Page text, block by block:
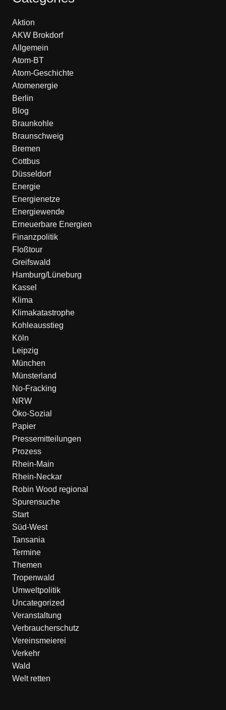
Aktion
AKW Brokdorf
Allgemein
Atom-BT
Atom-Geschichte
Atomenergie
Berlin
Blog
Braunkohle
Braunschweig
Bremen
Cottbus
Düsseldorf
Energie
Energienetze
Energiewende
Erneuerbare Energien
Finanzpolitik
Floßtour
Greifswald
Hamburg/Lüneburg
Kassel
Klima
Klimakatastrophe
Kohleausstieg
Köln
Leipzig
München
Münsterland
No-Fracking
NRW
Öko-Sozial
Papier
Pressemitteilungen
Prozess
Rhein-Main
Rhein-Neckar
Robin Wood regional
Spurensuche
Start
Süd-West
Tansania
Termine
Themen
Tropenwald
Umweltpolitik
Uncategorized
Veranstaltung
Verbraucherschutz
Vereinsmeierei
Verkehr
Wald
Welt retten